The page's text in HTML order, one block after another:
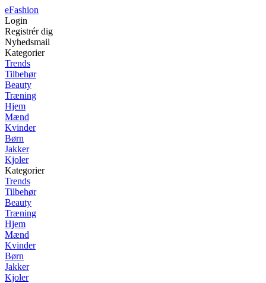
eFashion
Login
Registrér dig
Nyhedsmail
Kategorier
Trends
Tilbehør
Beauty
Træning
Hjem
Mænd
Kvinder
Børn
Jakker
Kjoler
Kategorier
Trends
Tilbehør
Beauty
Træning
Hjem
Mænd
Kvinder
Børn
Jakker
Kjoler